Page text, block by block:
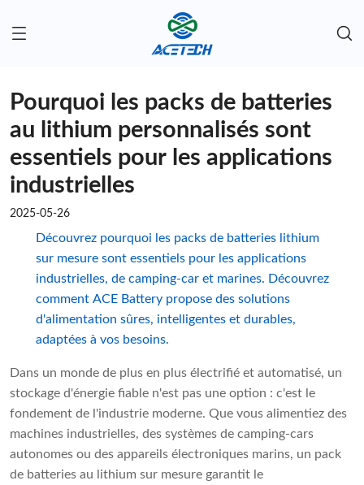
Pourquoi les packs de batteries
au lithium personnalisés sont
essentiels pour les applications
industrielles
2025-05-26
Découvrez pourquoi les packs de batteries lithium
sur mesure sont essentiels pour les applications
industrielles, de camping-car et marines. Découvrez
comment ACE Battery propose des solutions
d'alimentation sûres, intelligentes et durables,
adaptées à vos besoins.
Dans un monde de plus en plus électrifié et automatisé, un
stockage d'énergie fiable n'est pas une option : c'est le
fondement de l'industrie moderne. Que vous alimentiez des
machines industrielles, des systèmes de camping-cars
autonomes ou des appareils électroniques marins, un pack
de batteries au lithium sur mesure garantit le